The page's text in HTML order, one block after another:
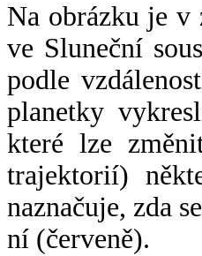
Na obrázku je v
ve Sluneční
podle
planetky
které lze
trajektorií)
naznačuje, zda
ní (červeně).